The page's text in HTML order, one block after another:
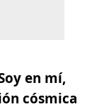
en mí,
cósmica